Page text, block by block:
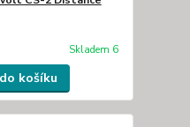
Skladem 6
košíku